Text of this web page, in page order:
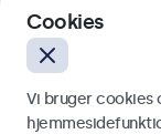
Herstedøstervej
Dansk
Cookies
Vi bruger cookies